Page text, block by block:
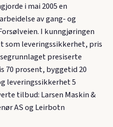
i mai 2005 en
av gang- og
I kunngjøringen
leveringssikkerhet, pris
presiserte
prosent, byggetid 20
leveringssikkerhet 5
tilbud: Larsen Maskin &
AS og Leirbotn